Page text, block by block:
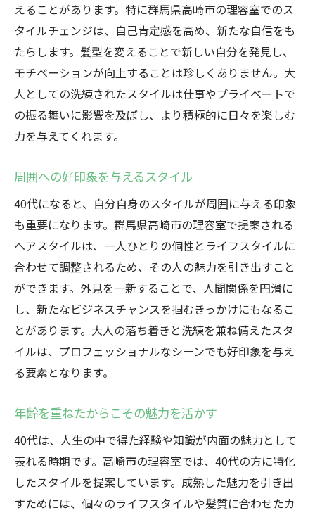
えることがあります。特に群馬県高崎市の理容室でのス
タイルチェンジは、自己肯定感を高め、新たな自信をも
たらします。髪型を変えることで新しい自分を発見し、
モチベーションが向上することは珍しくありません。大
人としての洗練されたスタイルは仕事やプライベートで
の振る舞いに影響を及ぼし、より積極的に日々を楽しむ
力を与えてくれます。
周囲への好印象を与えるスタイル
40代になると、自分自身のスタイルが周囲に与える印象
も重要になります。群馬県高崎市の理容室で提案される
ヘアスタイルは、一人ひとりの個性とライフスタイルに
合わせて調整されるため、その人の魅力を引き出すこと
ができます。外見を一新することで、人間関係を円滑に
し、新たなビジネスチャンスを掴むきっかけにもなるこ
とがあります。大人の落ち着きと洗練を兼ね備えたスタ
イルは、プロフェッショナルなシーンでも好印象を与え
る要素となります。
年齢を重ねたからこその魅力を活かす
40代は、人生の中で得た経験や知識が内面の魅力として
表れる時期です。高崎市の理容室では、40代の方に特化
したスタイルを提案しています。成熟した魅力を引き出
すためには、個々のライフスタイルや髪質に合わせたカ